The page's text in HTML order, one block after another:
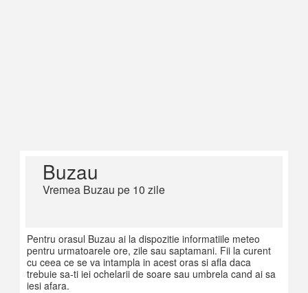
Buzau
Vremea Buzau pe 10 zile
Pentru orasul Buzau ai la dispozitie informatiile meteo
pentru urmatoarele ore, zile sau saptamani. Fii la curent
cu ceea ce se va intampla in acest oras si afla daca
trebuie sa-ti iei ochelarii de soare sau umbrela cand ai sa
iesi afara.